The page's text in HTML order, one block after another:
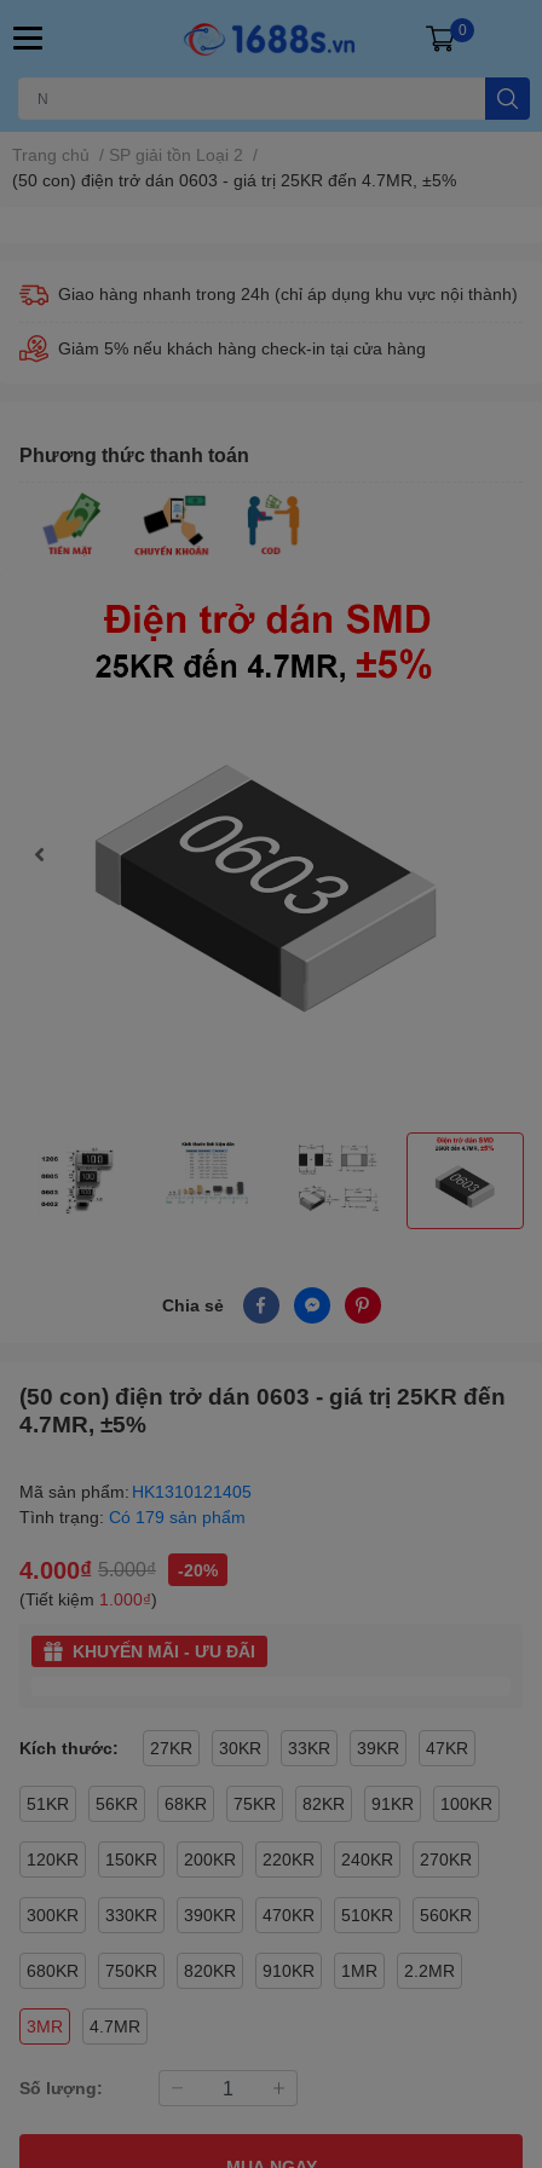
0
Trang chủ / SP giải tồn Loại 2 /
(50 con) điện trở dán 0603 - giá trị 25KR đến 4.7MR, ±5%
Giao hàng nhanh trong 24h (chỉ áp dụng khu vực nội thành)
Giảm 5% nếu khách hàng check-in tại cửa hàng
Phương thức thanh toán
Chia sẻ
(50 con) điện trở dán 0603 - giá trị 25KR đến
4.7MR, ±5%
Mã sản phẩm: HK1310121405
Tình trạng: Có 179 sản phẩm
4.000₫ 5.000₫
-20%
(Tiết kiệm 1.000₫)
KHUYẾN MÃI - ƯU ĐÃI
Kích thước: 27KR 30KR 33KR 39KR 47KR
51KR 56KR 68KR 75KR 82KR 91KR 100KR
120KR 150KR 200KR 220KR 240KR 270KR
300KR 330KR 390KR 470KR 510KR 560KR
680KR 750KR 820KR 910KR 1MR 2.2MR
3MR 4.7MR
Số lượng: